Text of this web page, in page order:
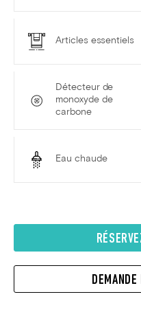
Articles essentiels
Détecteur de
monoxyde de
carbone
Eau chaude